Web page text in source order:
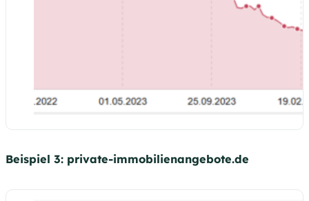
Beispiel 3: private-immobilienangebote.de